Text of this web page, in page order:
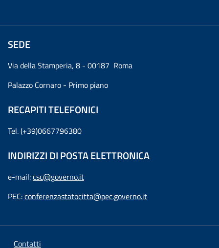
SEDE
Via della Stamperia, 8 - 00187 Roma
Palazzo Cornaro - Primo piano
RECAPITI TELEFONICI
Tel. (+39)0667796380
INDIRIZZI DI POSTA ELETTRONICA
e-mail:csc@governo.it
PEC:conferenzastatocitta@pec.governo.it
Contatti